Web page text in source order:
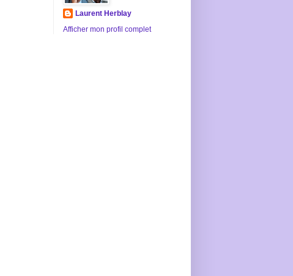
Laurent Herblay
Afficher mon profil complet